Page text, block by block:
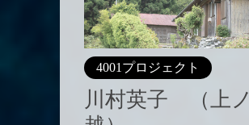
4001プロジェクト
川村英子 （上ノ